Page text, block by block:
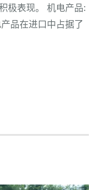
极表现。 机电产品:
品在进口中占据了